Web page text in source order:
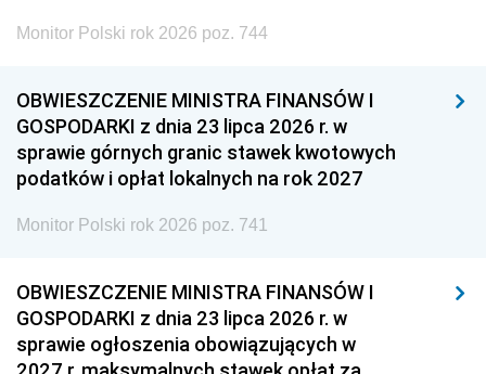
Monitor Polski rok 2026 poz. 744
OBWIESZCZENIE MINISTRA FINANSÓW I
GOSPODARKI z dnia 23 lipca 2026 r. w
sprawie górnych granic stawek kwotowych
podatków i opłat lokalnych na rok 2027
Monitor Polski rok 2026 poz. 741
OBWIESZCZENIE MINISTRA FINANSÓW I
GOSPODARKI z dnia 23 lipca 2026 r. w
sprawie ogłoszenia obowiązujących w